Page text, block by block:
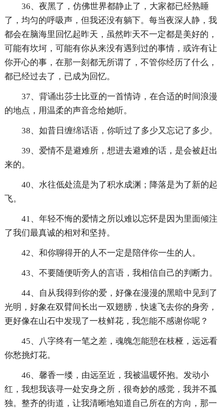
36、夜黑了，仿佛世界都静止了，大家都已经熟睡
了，均匀的呼吸声，但我还没有躺下。每当夜深人静，我
都会在脑海里回忆起昨天，虽然昨天不一定都是美好的，
可能有坎坷，可能有你从来没有遇到过的事情，或许有让
你开心的事，在那一刻都无所谓了，不管你经历了什么，
都已经过去了，已成为回忆。
37、背诵出莎士比亚的一首情诗，在合适的时间浪漫
的地点，用温柔的声音念给她听。
38、如昔日缠绵话语，你听过了多少又忘记了多少。
39、爱情不是避难所，想进去避难的话，是会被赶出
来的。
40、水往低处流是为了积水成渊；降落是为了新的起
飞。
41、年轻不悔的爱情之所以难以忘怀是因为里面倾注
了我们最真诚的相对和坚持。
42、和你聊得开的人不一定是陪伴你一生的人。
43、不要随便听旁人的言语，我相信自己的判断力。
44、自从我得到你的爱，好像在漫漫的黑暗中见到了
光明，好象在双臂间长出一双翅膀，快速飞去你的身旁，
更好像在山石中发现了一枝鲜花，我怎能不感谢你呢？
45、八字终有一笔之差，魂魄怎能憩在枝桠，远远看
你愁挑灯花。
46、馨香一缕，由远至近，我被温暖怀抱。发动小
红，我想我该寻一处安身之所，很奇妙的感觉，我并不孤
独。整齐的街道，让我清晰地知道自己所在的方向，那一